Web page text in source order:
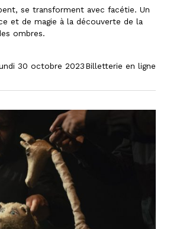
se transforment avec facétie. Un
et de magie à la découverte de la
ombres.
30 octobre 2023Billetterie en ligne